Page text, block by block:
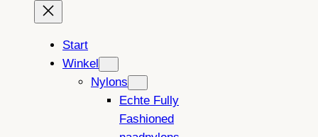
Start
Winkel
Nylons
Echte Fully
Fashioned